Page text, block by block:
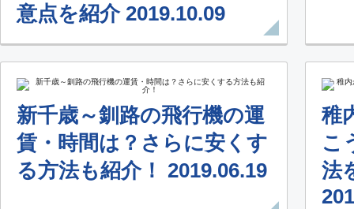
意点を紹介 2019.10.09
新千歳～釧路の飛行機の運
賃・時間は？さらに安くす
る方法も紹介！ 2019.06.19
稚
こ
法